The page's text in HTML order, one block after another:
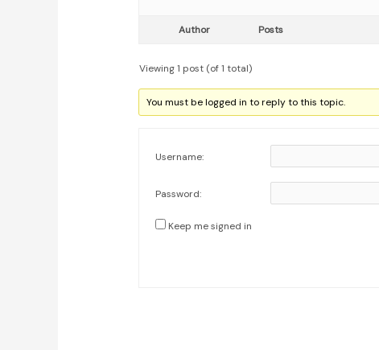
Author Posts
Viewing 1 post (of 1 total)
You must be logged in to reply to this topic.
Username:
Password:
Keep me signed in